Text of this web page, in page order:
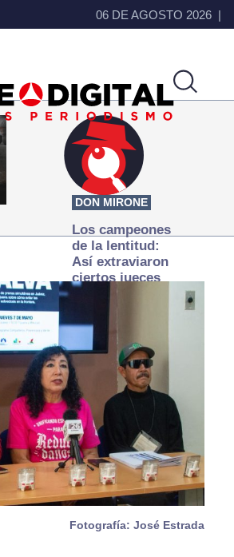
06 DE AGOSTO 2026
DON MIRONE
Los campeones
de la lentitud:
Así extraviaron
ciertos jueces
la justicia
expedita
Fotografía: José Estrada